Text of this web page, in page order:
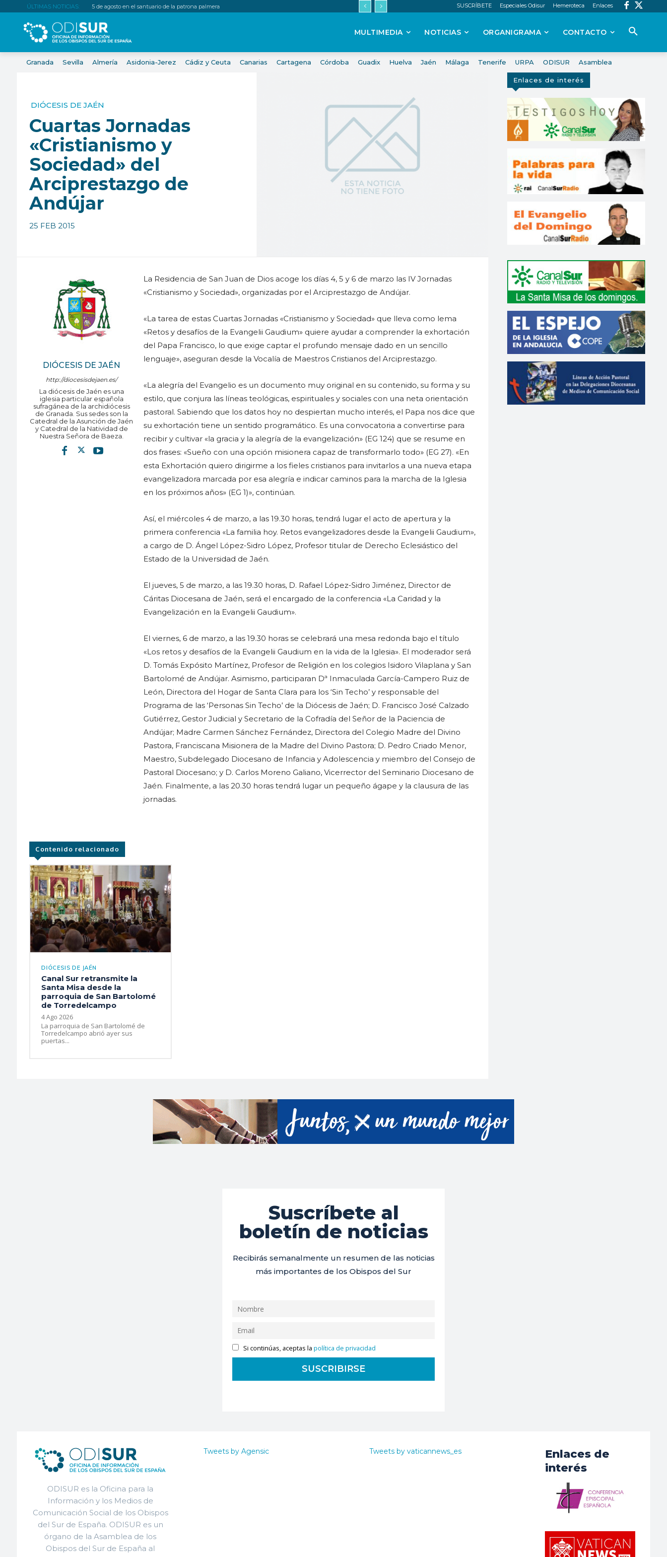
ÚLTIMAS NOTICIAS: 5 de agosto en el santuario de la patrona palmera SUSCRÍBETE Especiales Odisur Hemeroteca Enlaces
MULTIMEDIA NOTICIAS ORGANIGRAMA CONTACTO
Granada Sevilla Almería Asidonia-Jerez Cádiz y Ceuta Canarias Cartagena Córdoba Guadix Huelva Jaén Málaga Tenerife URPA ODISUR Asamblea
DIÓCESIS DE JAÉN
Cuartas Jornadas
«Cristianismo y
Sociedad» del
Arciprestazgo de
Andújar
25 FEB 2015
DIÓCESIS DE JAÉN
http://diocesisdejaen.es/
La diócesis de Jaén es una
iglesia particular española
sufragánea de la archidiócesis
de Granada. Sus sedes son la
Catedral de la Asunción de Jaén
y Catedral de la Natividad de
Nuestra Señora de Baeza.
La Residencia de San Juan de Dios acoge los días 4, 5 y 6 de marzo las IV Jornadas
«Cristianismo y Sociedad», organizadas por el Arciprestazgo de Andújar.
«La tarea de estas Cuartas Jornadas «Cristianismo y Sociedad» que lleva como lema
«Retos y desafíos de la Evangelii Gaudium» quiere ayudar a comprender la exhortación
del Papa Francisco, lo que exige captar el profundo mensaje dado en un sencillo
lenguaje», aseguran desde la Vocalía de Maestros Cristianos del Arciprestazgo.
«La alegría del Evangelio es un documento muy original en su contenido, su forma y su
estilo, que conjura las líneas teológicas, espirituales y sociales con una neta orientación
pastoral. Sabiendo que los datos hoy no despiertan mucho interés, el Papa nos dice que
su exhortación tiene un sentido programático. Es una convocatoria a convertirse para
recibir y cultivar «la gracia y la alegría de la evangelización» (EG 124) que se resume en
dos frases: «Sueño con una opción misionera capaz de transformarlo todo» (EG 27). «En
esta Exhortación quiero dirigirme a los fieles cristianos para invitarlos a una nueva etapa
evangelizadora marcada por esa alegría e indicar caminos para la marcha de la Iglesia
en los próximos años» (EG 1)», continúan.
Así, el miércoles 4 de marzo, a las 19.30 horas, tendrá lugar el acto de apertura y la
primera conferencia «La familia hoy. Retos evangelizadores desde la Evangelii Gaudium»,
a cargo de D. Ángel López-Sidro López, Profesor titular de Derecho Eclesiástico del
Estado de la Universidad de Jaén.
El jueves, 5 de marzo, a las 19.30 horas, D. Rafael López-Sidro Jiménez, Director de
Cáritas Diocesana de Jaén, será el encargado de la conferencia «La Caridad y la
Evangelización en la Evangelii Gaudium».
El viernes, 6 de marzo, a las 19.30 horas se celebrará una mesa redonda bajo el título
«Los retos y desafíos de la Evangelii Gaudium en la vida de la Iglesia». El moderador será
D. Tomás Expósito Martínez, Profesor de Religión en los colegios Isidoro Vilaplana y San
Bartolomé de Andújar. Asimismo, participaran Dª Inmaculada García-Campero Ruiz de
León, Directora del Hogar de Santa Clara para los ‘Sin Techo’ y responsable del
Programa de las ‘Personas Sin Techo’ de la Diócesis de Jaén; D. Francisco José Calzado
Gutiérrez, Gestor Judicial y Secretario de la Cofradía del Señor de la Paciencia de
Andújar; Madre Carmen Sánchez Fernández, Directora del Colegio Madre del Divino
Pastora, Franciscana Misionera de la Madre del Divino Pastora; D. Pedro Criado Menor,
Maestro, Subdelegado Diocesano de Infancia y Adolescencia y miembro del Consejo de
Pastoral Diocesano; y D. Carlos Moreno Galiano, Vicerrector del Seminario Diocesano de
Jaén. Finalmente, a las 20.30 horas tendrá lugar un pequeño ágape y la clausura de las
jornadas.
Contenido relacionado
DIÓCESIS DE JAÉN
Canal Sur retransmite la
Santa Misa desde la
parroquia de San Bartolomé
de Torredelcampo
4 Ago 2026
La parroquia de San Bartolomé de
Torredelcampo abrió ayer sus
puertas...
Enlaces de interés
Suscríbete al
boletín de noticias
Recibirás semanalmente un resumen de las noticias
más importantes de los Obispos del Sur
Si continúas, aceptas lapolítica de privacidad
ODISUR es la Oficina para la
Información y los Medios de
Comunicación Social de los Obispos
del Sur de España. ODISUR es un
órgano de la Asamblea de los
Obispos del Sur de España al
Tweets by Agensic Tweets by vaticannews_es
Enlaces de
interés